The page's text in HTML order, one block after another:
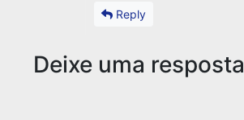
Reply
Deixe uma resposta